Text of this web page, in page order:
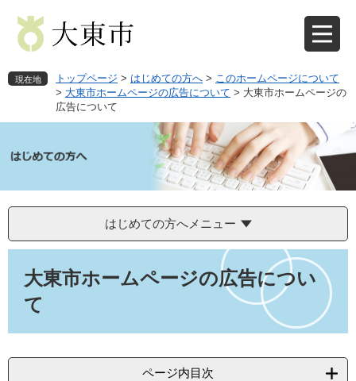
先
す
を
し
へ
現在地 トップページ > はじめての方へ > このホームページについて
> 大東市ホームページの広告について > 大東市ホームページの
広告について
はじめての方へメニュー
大東市ホームページの広告につい
て
ページ内目次